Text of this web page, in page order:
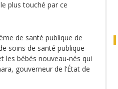
plus touché par ce
de santé publique de
soins de santé publique
les bébés nouveau-nés qui
gouverneur de l‘État de